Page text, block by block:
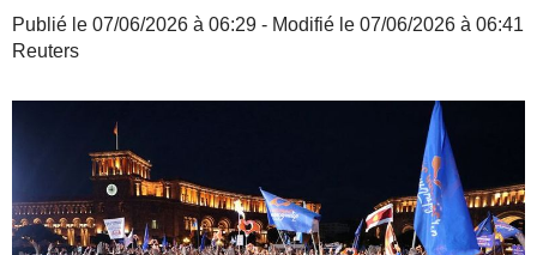
Publié le 07/06/2026 à 06:29 - Modifié le 07/06/2026 à 06:41
Reuters